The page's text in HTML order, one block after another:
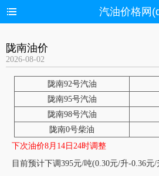
汽油价格网
陇南油价
2026-08-02
陇南92号汽油
陇南95号汽油
陇南98号汽油
陇南0号柴油
下次油价8月14日24时调整
目前预计下调395元/吨(0.30元/升-0.36